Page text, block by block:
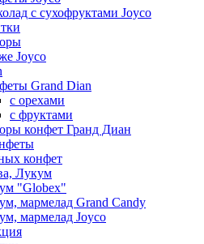
с сухофруктами Joyco
Joyco
Grand Dian
с орехами
с фруктами
конфет Гранд Диан
конфет
Лукум
"Globex"
мармелад Grand Candy
мармелад Joyco